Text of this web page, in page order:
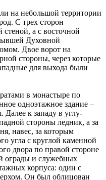
на небольшой территории
С трех сторон
а с восточной
Духовной
Двое ворот на
стороны, через которые
для выхода были
в монастыре по
одноэтажное здание –
Далее к западу в углу-
стороны ледник, а за
навес, за которым
угла с круглой каменной
двора по правой стороне
ограды и служебных
корпуса: один с
Он был облицован